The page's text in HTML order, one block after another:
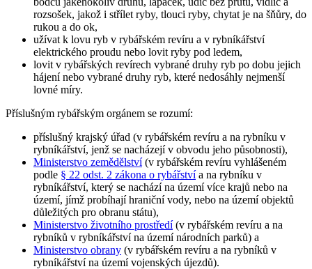
rozsošek, jakož i střílet ryby, tlouci ryby, chytat je na šňůry, do
rukou a do ok,
užívat k lovu ryb v rybářském revíru a v rybníkářství
elektrického proudu nebo lovit ryby pod ledem,
lovit v rybářských revírech vybrané druhy ryb po dobu jejich
hájení nebo vybrané druhy ryb, které nedosáhly nejmenší
lovné míry.
Příslušným rybářským orgánem se rozumí:
příslušný krajský úřad (v rybářském revíru a na rybníku v
rybníkářství, jenž se nacházejí v obvodu jeho působnosti),
Ministerstvo zemědělství(v rybářském revíru vyhlášeném
podle § 22 odst. 2 zákona o rybářstvía na rybníku v
rybníkářství, který se nachází na území více krajů nebo na
území, jímž probíhají hraniční vody, nebo na území objektů
důležitých pro obranu státu),
Ministerstvo životního prostředí(v rybářském revíru a na
rybníků v rybníkářství na území národních parků) a
Ministerstvo obrany (v rybářském revíru a na rybníků v
rybníkářství na území vojenských újezdů).